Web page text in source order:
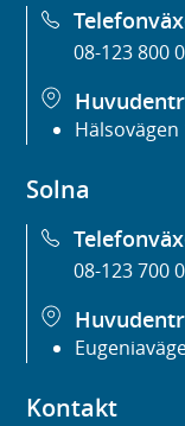
08-123 800
Hälsovägen
Solna
08-123 700
Kontakt